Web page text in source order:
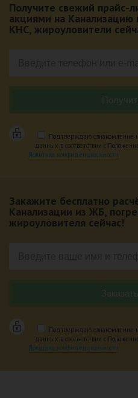
Получите свежий прайс-
акциями на Канализацию
КНС, жироуловители
Подтверждаю ознакомление
данных в соответствии с
Политика конфиденциальности
Закажите бесплатно
Канализации из ЖБ,
жироуловителя сейчас!
Подтверждаю ознакомление
данных в соответствии с
Политика конфиденциальности